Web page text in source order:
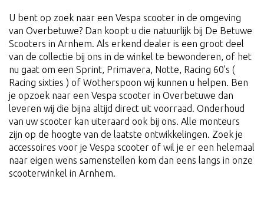
U bent op zoek naar een Vespa scooter in de omgeving
van Overbetuwe? Dan koopt u die natuurlijk bij De Betuwe
Scooters in Arnhem. Als erkend dealer is een groot deel
van de collectie bij ons in de winkel te bewonderen, of het
nu gaat om een Sprint, Primavera, Notte, Racing 60’s (
Racing sixties ) of Wotherspoon wij kunnen u helpen. Ben
je opzoek naar een Vespa scooter in Overbetuwe dan
leveren wij die bijna altijd direct uit voorraad. Onderhoud
van uw scooter kan uiteraard ook bij ons. Alle monteurs
zijn op de hoogte van de laatste ontwikkelingen. Zoek je
accessoires voor je Vespa scooter of wil je er een helemaal
naar eigen wens samenstellen kom dan eens langs in onze
scooterwinkel in Arnhem.